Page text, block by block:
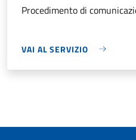
Procedimento di
VAI AL SERVIZIO